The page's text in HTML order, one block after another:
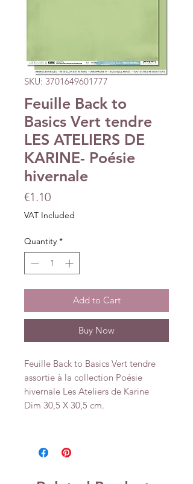
SKU: 3701649601777
Feuille Back to
Basics Vert tendre
LES ATELIERS DE
KARINE- Poésie
hivernale
€1.10Price
VAT Included
Quantity *
Add to Cart
Buy Now
Feuille Back to Basics Vert tendre
assortie à la collection Poésie
hivernale Les Ateliers de Karine
Dim 30,5 X 30,5 cm.